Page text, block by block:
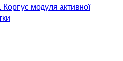
модуля активної